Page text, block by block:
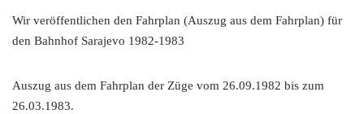
Wir veröffentlichen den Fahrplan (Auszug aus dem Fahrplan) für
den Bahnhof Sarajevo 1982-1983
Auszug aus dem Fahrplan der Züge vom 26.09.1982 bis zum
26.03.1983.